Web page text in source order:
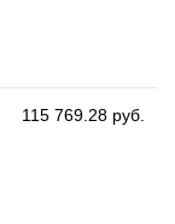
115 769.28 руб.